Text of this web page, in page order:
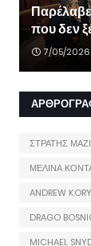
που δεν
7/05/2026
ΣΤΡΑΤΗΣ
ΜΕΛΙΝΑ
ANDREW
DRAGO
MICHAEL